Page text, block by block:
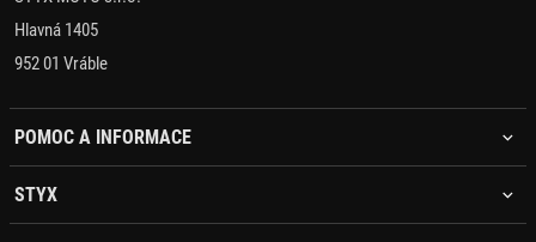
Hlavná 1405
952 01 Vráble
POMOC A INFORMACE
STYX